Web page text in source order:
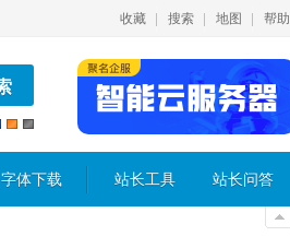
收藏 搜索 地图 帮助
字体下载 站长工具 站长问答